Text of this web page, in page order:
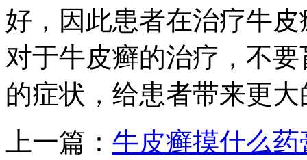
好，因此患者在治疗牛
对于牛皮癣的治疗，不
的症状，给患者带来更
上一篇： 牛皮癣摸什么